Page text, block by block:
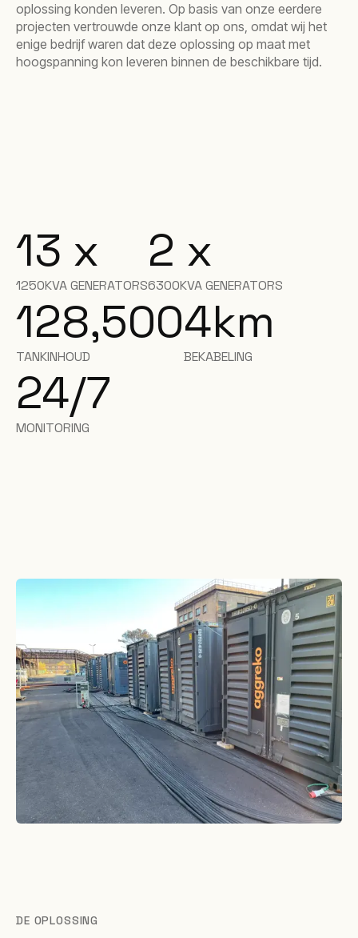
oplossing konden leveren. Op basis van onze eerdere
projecten vertrouwde onze klant op ons, omdat wij het
enige bedrijf waren dat deze oplossing op maat met
hoogspanning kon leveren binnen de beschikbare tijd.
13 x
1250KVA GENERATORS
2 x
6300KVA GENERATORS
128,500
TANKINHOUD
4km
BEKABELING
24/7
MONITORING
DE OPLOSSING